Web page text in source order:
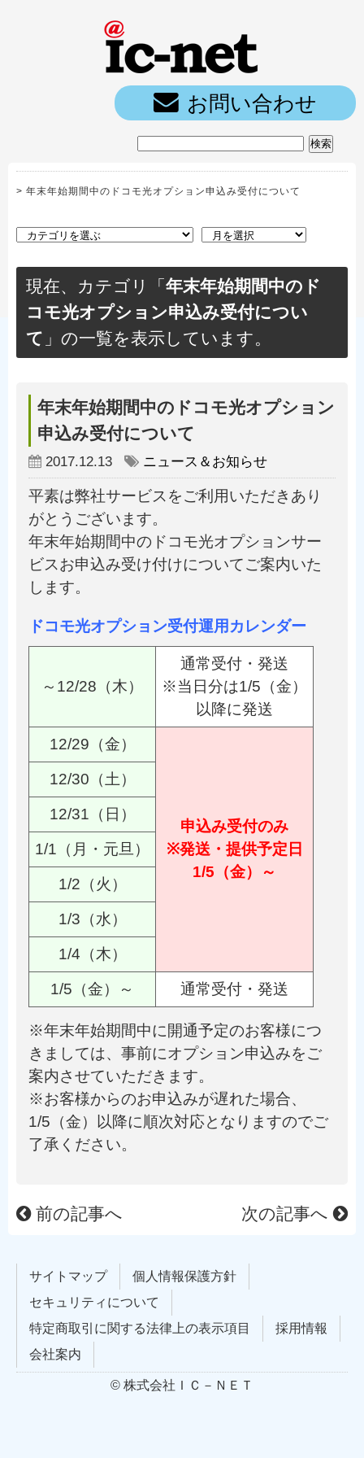
お問い合わせ
> 年末年始期間中のドコモ光オプション申込み受付について
現在、カテゴリ「 年末年始期間中のド
コモ光オプション申込み受付につい
て 」の一覧を表示しています。
年末年始期間中のドコモ光オプション
申込み受付について
2017.12.13 ニュース＆お知らせ
平素は弊社サービスをご利用いただきあり
がとうございます。
年末年始期間中のドコモ光オプションサー
ビスお申込み受け付けについてご案内いた
します。
ドコモ光オプション受付運用カレンダー
～12/28（木）
通常受付・発送
※当日分は1/5（金）
以降に発送
12/29（金）
申込み受付のみ
※発送・提供予定日
1/5（金）～
12/30（土）
12/31（日）
1/1（月・元旦）
1/2（火）
1/3（水）
1/4（木）
1/5（金）～ 通常受付・発送
※年末年始期間中に開通予定のお客様につ
きましては、事前にオプション申込みをご
案内させていただきます。
※お客様からのお申込みが遅れた場合、
1/5（金）以降に順次対応となりますのでご
了承ください。
前の記事へ 次の記事へ
サイトマップ
個人情報保護方針
セキュリティについて
特定商取引に関する法律上の表示項目
採用情報
会社案内
© 株式会社ＩＣ－ＮＥＴ